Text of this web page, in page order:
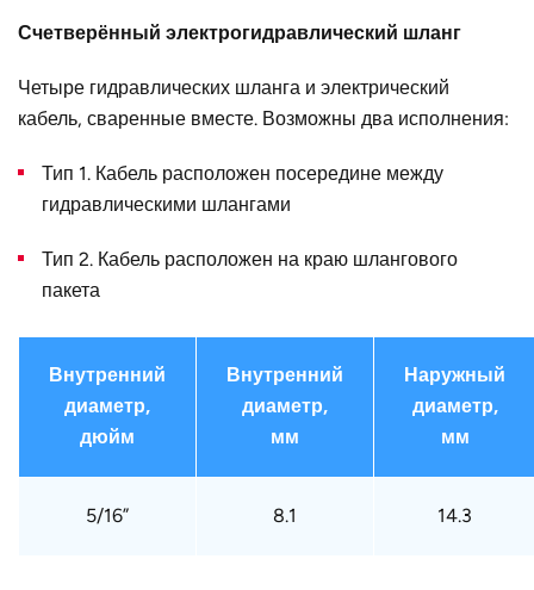
Счетверённый электрогидравлический шланг
Четыре гидравлических шланга и электрический
кабель, сваренные вместе. Возможны два исполнения:
Тип 1. Кабель расположен посередине между
гидравлическими шлангами
Тип 2. Кабель расположен на краю шлангового
пакета
Внутренний
диаметр,
дюйм
Внутренний
диаметр,
мм
Наружный
диаметр,
мм
5/16” 8.1 14.3